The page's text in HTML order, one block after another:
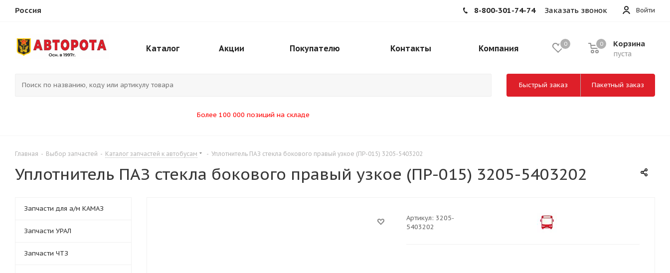
Россия Войти
8-800-301-74-74 Заказать звонок
0 Корзина
пуста
0
Каталог Акции Покупателю Контакты Компания
Более 100 000 позиций на складе
Быстрый заказ Пакетный заказ
Главная - Выбор запчастей - Каталог запчастей к автобусам - Уплотнитель ПАЗ стекла бокового правый узкое (ПР-015) 3205-5403202
Уплотнитель ПАЗ стекла бокового правый узкое (ПР-015) 3205-5403202
Артикул: 3205-
5403202
Запчасти для а/м КАМАЗ
Запчасти УРАЛ
Запчасти ЧТЗ